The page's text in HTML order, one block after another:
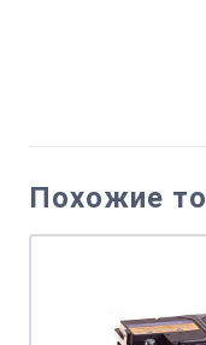
Похожие